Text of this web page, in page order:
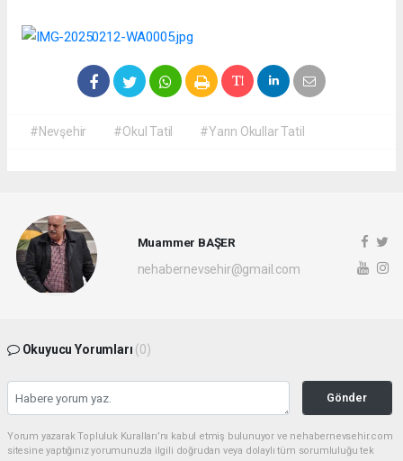
#Nevşehir #Okul Tatil #Yarın Okullar Tatil
Muammer BAŞER
nehabernevsehir@gmail.com
Okuyucu Yorumları (0)
Gönder
Yorum yazarak Topluluk Kuralları’nı kabul etmiş bulunuyor ve nehabernevsehir.com
sitesine yaptığınız yorumunuzla ilgili doğrudan veya dolaylı tüm sorumluluğu tek